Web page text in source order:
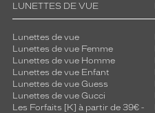
LUNETTES DE VUE
Lunettes de vue
Lunettes de vue Femme
Lunettes de vue Homme
Lunettes de vue Enfant
Lunettes de vue Guess
Lunettes de vue Gucci
Les Forfaits [K] à partir de 39€ -